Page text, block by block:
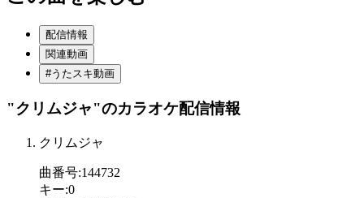
配信情報
関連動画
#うたスキ動画
"クリムジャ"のカラオケ配信情報
クリムジャ
曲番号:144732
キー:0